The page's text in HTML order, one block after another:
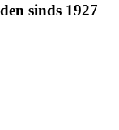
sinds 1927